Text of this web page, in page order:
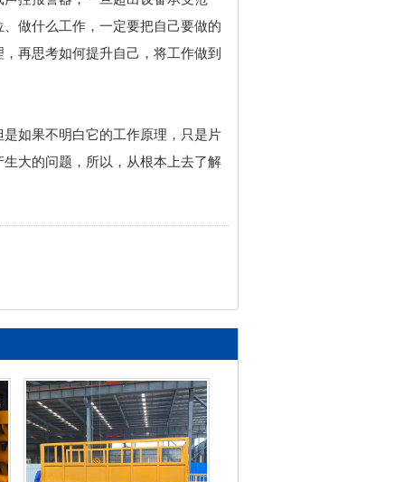
做什么工作，一定要把自己要做的
再思考如何提升自己，将工作做到
如果不明白它的工作原理，只是片
大的问题，所以，从根本上去了解